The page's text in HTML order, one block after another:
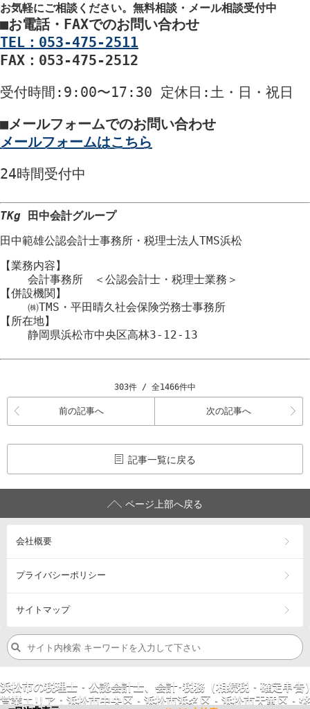
お気軽にご相談ください。 無料相談・メール相談受付中
■お電話・FAXでのお問い合わせ
TEL：053-475-2511
FAX：053-475-2512
受付時間 :9:00〜17:30 定休日 :土・日・祝日
■メールフォームでのお問い合わせ
メールフォームはこちら
24時間受付中
TKg 田中会計グループ
田中範雄公認会計士事務所 ・ 税理士法人TMS浜松
【業務内容】
会計事務所 ＜公認会計士・税理士業務＞
【併設機関】
㈱TMS・平田晴久社会保険労務士事務所
【所在地】
静岡県浜松市中央区高林3-12-13
303件 / 全1466件中
前の記事へ 次の記事へ
記事一覧に戻る
ページ上部へ戻る
会社概要
プライバシーポリシー
サイトマップ
浜松市の税理士・公認会計士、会計･税務（相続税・確定申
営業エリア： 浜松市中央区 ・浜松市浜名区 ・浜松市天竜区 ・